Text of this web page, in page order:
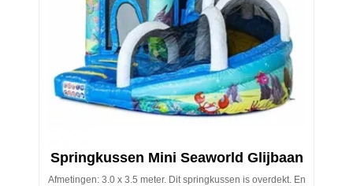
Springkussen Mini Seaworld Glijbaan
Afmetingen: 3.0 x 3.5 meter. Dit springkussen is overdekt. En